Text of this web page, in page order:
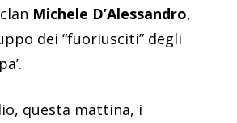
Michele D’Alessandro,
dei “fuoriusciti” degli
questa mattina, i